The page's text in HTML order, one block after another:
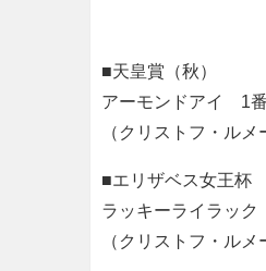
■天皇賞（秋）
アーモンドアイ 1
（クリストフ・ルメ
■エリザベス女王杯
ラッキーライラッ
（クリストフ・ルメ